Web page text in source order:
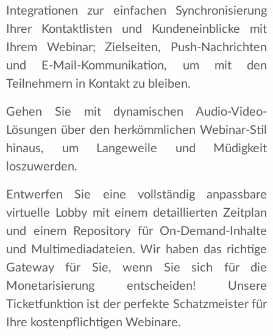
Integrationen zur einfachen Synchronisierung
Ihrer Kontaktlisten und Kundeneinblicke mit
Ihrem Webinar; Zielseiten, Push-Nachrichten
und E-Mail-Kommunikation, um mit den
Teilnehmern in Kontakt zu bleiben.
Gehen Sie mit dynamischen Audio-Video-
Lösungen über den herkömmlichen Webinar-Stil
hinaus, um Langeweile und Müdigkeit
loszuwerden.
Entwerfen Sie eine vollständig anpassbare
virtuelle Lobby mit einem detaillierten Zeitplan
und einem Repository für On-Demand-Inhalte
und Multimediadateien. Wir haben das richtige
Gateway für Sie, wenn Sie sich für die
Monetarisierung entscheiden! Unsere
Ticketfunktion ist der perfekte Schatzmeister für
Ihre kostenpflichtigen Webinare.